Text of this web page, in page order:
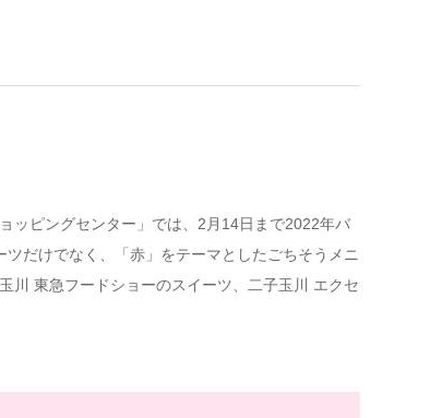
ッピングセンター」では、2月14日まで2022年バ
だけでなく、「赤」をテーマとしたごちそうメニ
川 東急フードショーのスイーツ、二子玉川 エクセ